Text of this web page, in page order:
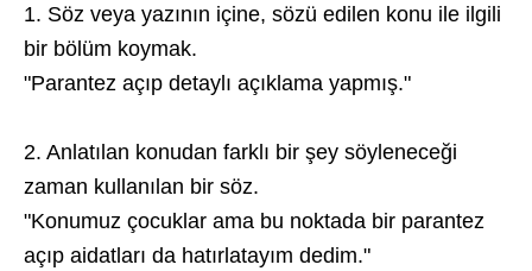
1. Söz veya yazının içine, sözü edilen konu ile ilgili
bir bölüm koymak.
"Parantez açıp detaylı açıklama yapmış."
2. Anlatılan konudan farklı bir şey söyleneceği
zaman kullanılan bir söz.
"Konumuz çocuklar ama bu noktada bir parantez
açıp aidatları da hatırlatayım dedim."